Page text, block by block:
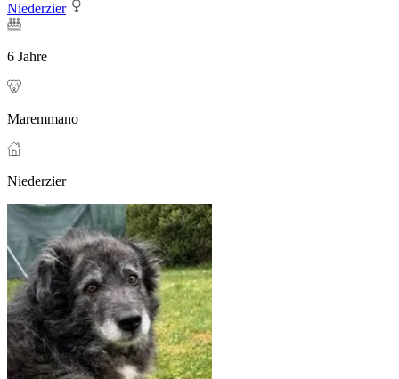
Niederzier
6 Jahre
Maremmano
Niederzier